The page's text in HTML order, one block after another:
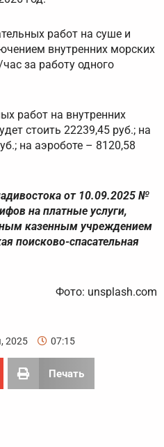
работ на суше и
внутренних морских
за работу одного
работ на внутренних
стоить 22239,45 руб.; на
на аэроботе – 8120,58
от 10.09.2025 №
на платные услуги,
казенным учреждением
поисково-спасательная
Фото: unsplash.com
2025 07:15
Печать